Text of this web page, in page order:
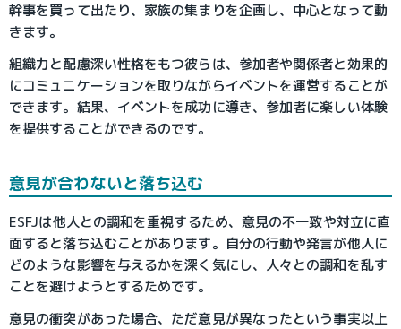
幹事を買って出たり、家族の集まりを企画し、中心となって動
きます。
組織力と配慮深い性格をもつ彼らは、参加者や関係者と効果的
にコミュニケーションを取りながらイベントを運営することが
できます。結果、イベントを成功に導き、参加者に楽しい体験
を提供することができるのです。
意見が合わないと落ち込む
ESFJは他人との調和を重視するため、意見の不一致や対立に直
面すると落ち込むことがあります。自分の行動や発言が他人に
どのような影響を与えるかを深く気にし、人々との調和を乱す
ことを避けようとするためです。
意見の衝突があった場合、ただ意見が異なったという事実以上